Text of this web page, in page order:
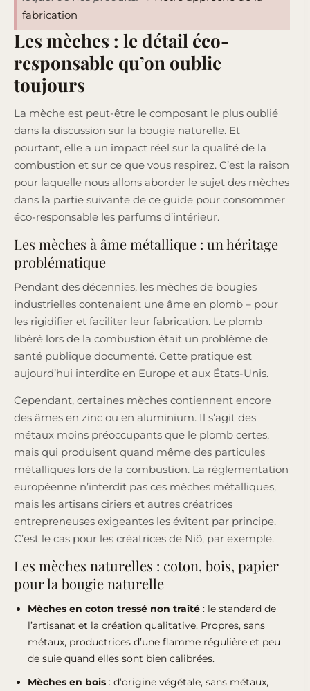
fabrication
Les mèches : le détail éco-
responsable qu’on oublie
toujours
La mèche est peut-être le composant le plus oublié
dans la discussion sur la bougie naturelle. Et
pourtant, elle a un impact réel sur la qualité de la
combustion et sur ce que vous respirez. C’est la raison
pour laquelle nous allons aborder le sujet des mèches
dans la partie suivante de ce guide pour consommer
éco-responsable les parfums d’intérieur.
Les mèches à âme métallique : un héritage
problématique
Pendant des décennies, les mèches de bougies
industrielles contenaient une âme en plomb – pour
les rigidifier et faciliter leur fabrication. Le plomb
libéré lors de la combustion était un problème de
santé publique documenté. Cette pratique est
aujourd’hui interdite en Europe et aux États-Unis.
Cependant, certaines mèches contiennent encore
des âmes en zinc ou en aluminium. Il s’agit des
métaux moins préoccupants que le plomb certes,
mais qui produisent quand même des particules
métalliques lors de la combustion. La réglementation
européenne n’interdit pas ces mèches métalliques,
mais les artisans ciriers et autres créatrices
entrepreneuses exigeantes les évitent par principe.
C’est le cas pour les créatrices de Niõ, par exemple.
Les mèches naturelles : coton, bois, papier
pour la bougie naturelle
Mèches en coton tressé non traité : le standard de
l’artisanat et la création qualitative. Propres, sans
métaux, productrices d’une flamme régulière et peu
de suie quand elles sont bien calibrées.
Mèches en bois : d’origine végétale, sans métaux,